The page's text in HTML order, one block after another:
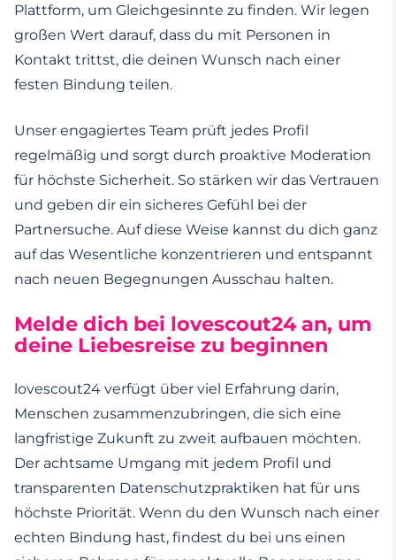
Plattform, um Gleichgesinnte zu finden. Wir legen
großen Wert darauf, dass du mit Personen in
Kontakt trittst, die deinen Wunsch nach einer
festen Bindung teilen.
Unser engagiertes Team prüft jedes Profil
regelmäßig und sorgt durch proaktive Moderation
für höchste Sicherheit. So stärken wir das Vertrauen
und geben dir ein sicheres Gefühl bei der
Partnersuche. Auf diese Weise kannst du dich ganz
auf das Wesentliche konzentrieren und entspannt
nach neuen Begegnungen Ausschau halten.
Melde dich bei lovescout24 an, um
deine Liebesreise zu beginnen
lovescout24 verfügt über viel Erfahrung darin,
Menschen zusammenzubringen, die sich eine
langfristige Zukunft zu zweit aufbauen möchten.
Der achtsame Umgang mit jedem Profil und
transparenten Datenschutzpraktiken hat für uns
höchste Priorität. Wenn du den Wunsch nach einer
echten Bindung hast, findest du bei uns einen